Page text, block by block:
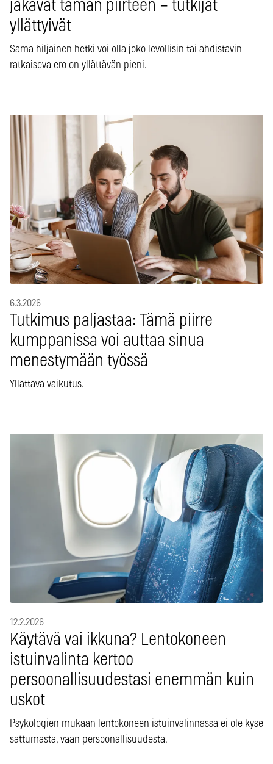
jakavat tämän piirteen – tutkijat
yllättyivät
Sama hiljainen hetki voi olla joko levollisin tai ahdistavin –
ratkaiseva ero on yllättävän pieni.
6.3.2026
Tutkimus paljastaa: Tämä piirre
kumppanissa voi auttaa sinua
menestymään työssä
Yllättävä vaikutus.
12.2.2026
Käytävä vai ikkuna? Lentokoneen
istuinvalinta kertoo
persoonallisuudestasi enemmän kuin
uskot
Psykologien mukaan lentokoneen istuinvalinnassa ei ole kyse
sattumasta, vaan persoonallisuudesta.